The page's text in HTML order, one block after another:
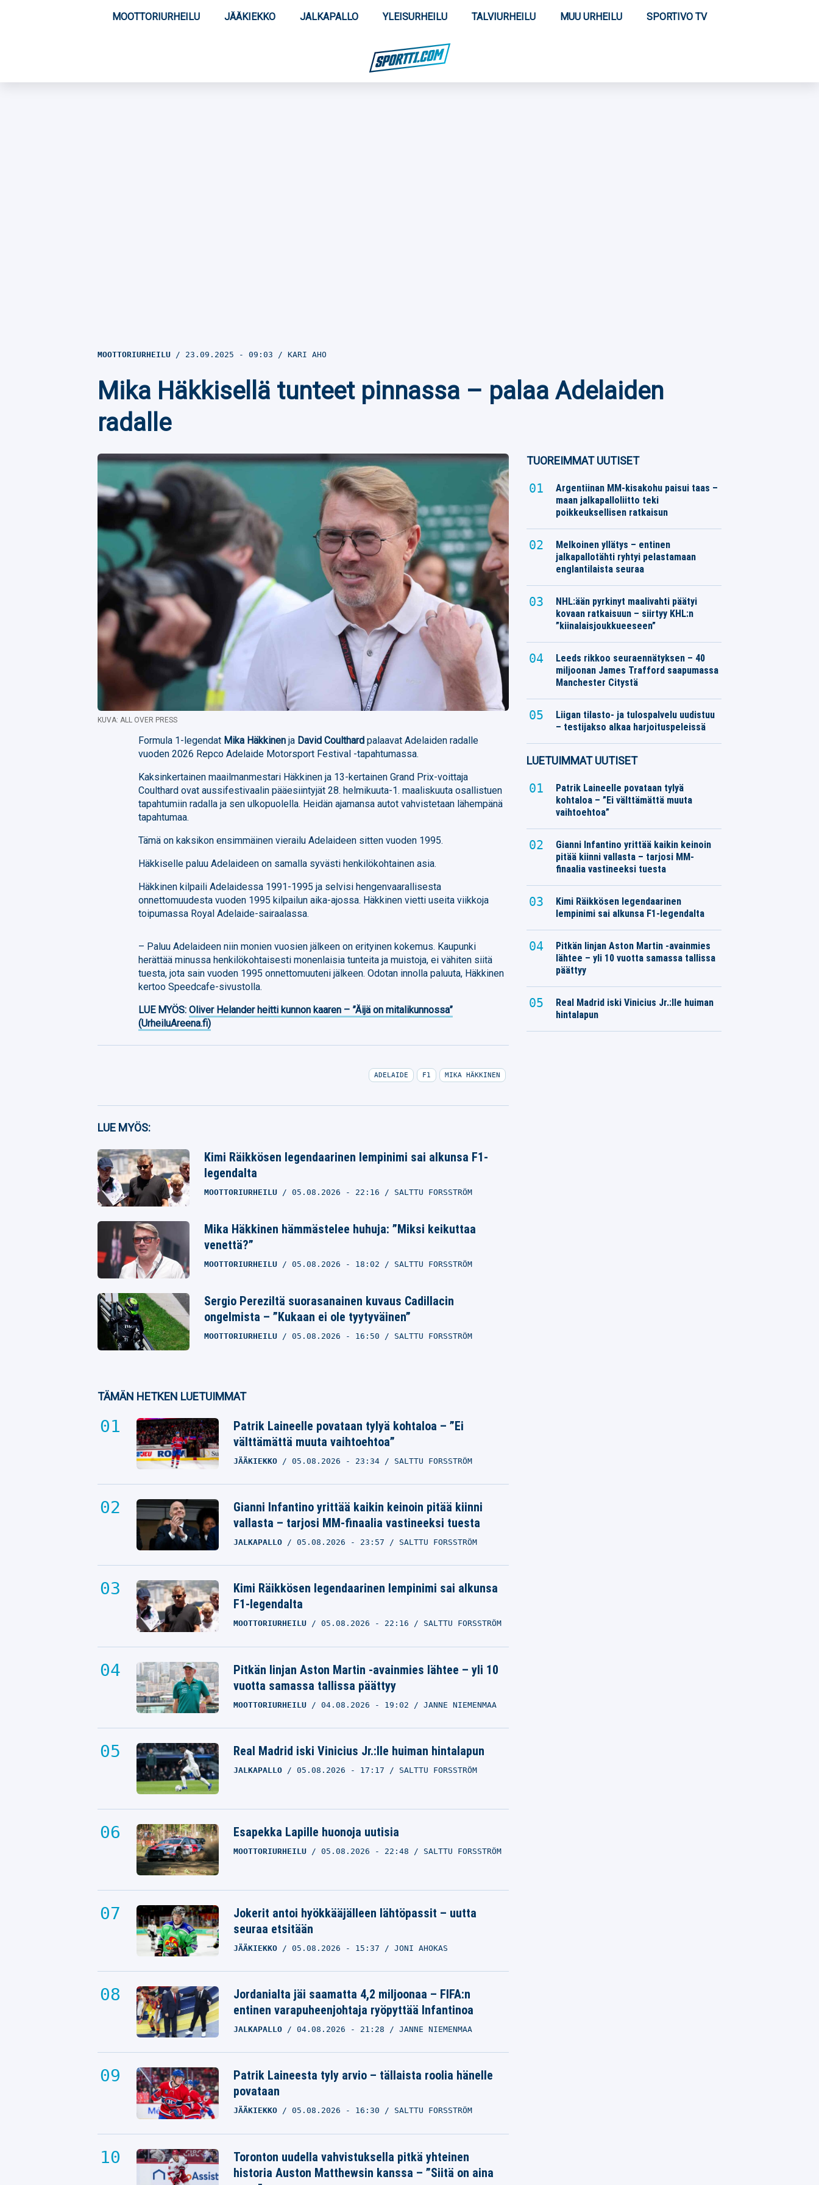
MOOTTORIURHEILU JÄÄKIEKKO JALKAPALLO YLEISURHEILU TALVIURHEILU MUU URHEILU SPORTIVO TV
MOOTTORIURHEILU 23.09.2025 - 09:03 KARI AHO
Mika Häkkisellä tunteet pinnassa – palaa Adelaiden
radalle
KUVA: ALL OVER PRESS
Formula 1-legendat Mika Häkkinen ja David Coulthard palaavat Adelaiden radalle
vuoden 2026 Repco Adelaide Motorsport Festival -tapahtumassa.
Kaksinkertainen maailmanmestari Häkkinen ja 13-kertainen Grand Prix-voittaja
Coulthard ovat aussifestivaalin pääesiintyjät 28. helmikuuta-1. maaliskuuta osallistuen
tapahtumiin radalla ja sen ulkopuolella. Heidän ajamansa autot vahvistetaan lähempänä
tapahtumaa.
Tämä on kaksikon ensimmäinen vierailu Adelaideen sitten vuoden 1995.
Häkkiselle paluu Adelaideen on samalla syvästi henkilökohtainen asia.
Häkkinen kilpaili Adelaidessa 1991-1995 ja selvisi hengenvaarallisesta
onnettomuudesta vuoden 1995 kilpailun aika-ajossa. Häkkinen vietti useita viikkoja
toipumassa Royal Adelaide-sairaalassa.
– Paluu Adelaideen niin monien vuosien jälkeen on erityinen kokemus. Kaupunki
herättää minussa henkilökohtaisesti monenlaisia ​​tunteita ja muistoja, ei vähiten siitä
tuesta, jota sain vuoden 1995 onnettomuuteni jälkeen. Odotan innolla paluuta, Häkkinen
kertoo Speedcafe-sivustolla.
LUE MYÖS:Oliver Helander heitti kunnon kaaren – ”Äijä on mitalikunnossa”
(UrheiluAreena.fi)
Facebook
Twitter
Whatsapp
ADELAIDE F1 MIKA HÄKKINEN
LUE MYÖS:
Kimi Räikkösen legendaarinen lempinimi sai alkunsa F1-
legendalta
MOOTTORIURHEILU 05.08.2026 - 22:16 SALTTU FORSSTRÖM
Mika Häkkinen hämmästelee huhuja: ”Miksi keikuttaa
venettä?”
MOOTTORIURHEILU 05.08.2026 - 18:02 SALTTU FORSSTRÖM
Sergio Pereziltä suorasanainen kuvaus Cadillacin
ongelmista – ”Kukaan ei ole tyytyväinen”
MOOTTORIURHEILU 05.08.2026 - 16:50 SALTTU FORSSTRÖM
TÄMÄN HETKEN LUETUIMMAT
Patrik Laineelle povataan tylyä kohtaloa – ”Ei
välttämättä muuta vaihtoehtoa”
JÄÄKIEKKO 05.08.2026 - 23:34 SALTTU FORSSTRÖM
Gianni Infantino yrittää kaikin keinoin pitää kiinni
vallasta – tarjosi MM-finaalia vastineeksi tuesta
JALKAPALLO 05.08.2026 - 23:57 SALTTU FORSSTRÖM
Kimi Räikkösen legendaarinen lempinimi sai alkunsa
F1-legendalta
MOOTTORIURHEILU 05.08.2026 - 22:16 SALTTU FORSSTRÖM
Pitkän linjan Aston Martin -avainmies lähtee – yli 10
vuotta samassa tallissa päättyy
MOOTTORIURHEILU 04.08.2026 - 19:02 JANNE NIEMENMAA
Real Madrid iski Vinicius Jr.:lle huiman hintalapun
JALKAPALLO 05.08.2026 - 17:17 SALTTU FORSSTRÖM
Esapekka Lapille huonoja uutisia
MOOTTORIURHEILU 05.08.2026 - 22:48 SALTTU FORSSTRÖM
Jokerit antoi hyökkääjälleen lähtöpassit – uutta
seuraa etsitään
JÄÄKIEKKO 05.08.2026 - 15:37 JONI AHOKAS
Jordanialta jäi saamatta 4,2 miljoonaa – FIFA:n
entinen varapuheenjohtaja ryöpyttää Infantinoa
JALKAPALLO 04.08.2026 - 21:28 JANNE NIEMENMAA
Patrik Laineesta tyly arvio – tällaista roolia hänelle
povataan
JÄÄKIEKKO 05.08.2026 - 16:30 SALTTU FORSSTRÖM
Toronton uudella vahvistuksella pitkä yhteinen
historia Auston Matthewsin kanssa – ”Siitä on aina
TUOREIMMAT UUTISET
Argentiinan MM-kisakohu paisui taas –
maan jalkapalloliitto teki
poikkeuksellisen ratkaisun
Melkoinen yllätys – entinen
jalkapallotähti ryhtyi pelastamaan
englantilaista seuraa
NHL:ään pyrkinyt maalivahti päätyi
kovaan ratkaisuun – siirtyy KHL:n
”kiinalaisjoukkueeseen”
Leeds rikkoo seuraennätyksen – 40
miljoonan James Trafford saapumassa
Manchester Citystä
Liigan tilasto- ja tulospalvelu uudistuu
– testijakso alkaa harjoituspeleissä
LUETUIMMAT UUTISET
Patrik Laineelle povataan tylyä
kohtaloa – ”Ei välttämättä muuta
vaihtoehtoa”
Gianni Infantino yrittää kaikin keinoin
pitää kiinni vallasta – tarjosi MM-
finaalia vastineeksi tuesta
Kimi Räikkösen legendaarinen
lempinimi sai alkunsa F1-legendalta
Pitkän linjan Aston Martin -avainmies
lähtee – yli 10 vuotta samassa tallissa
päättyy
Real Madrid iski Vinicius Jr.:lle huiman
hintalapun